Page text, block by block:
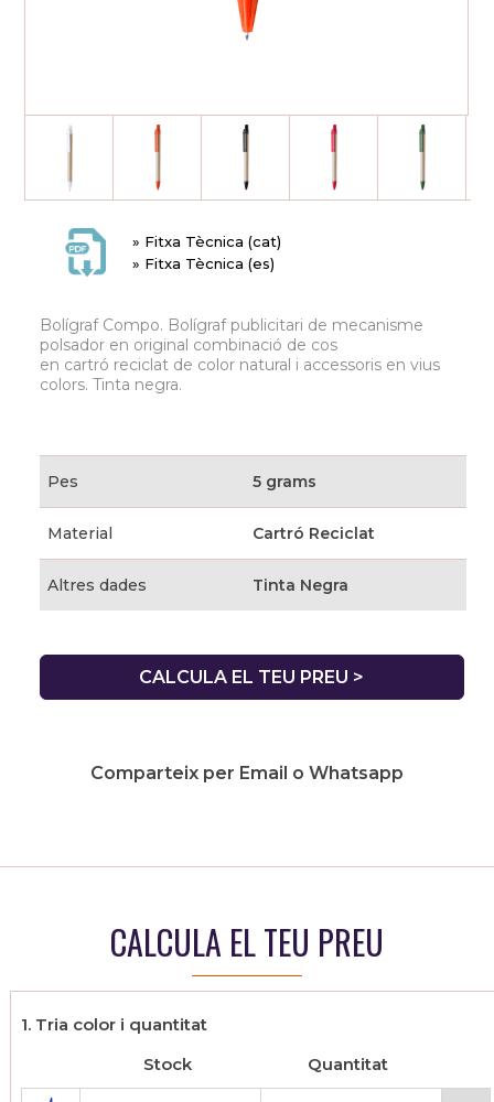
» Fitxa Tècnica (cat)
» Fitxa Tècnica (es)
Bolígraf Compo. Bolígraf publicitari de mecanisme
polsador en original combinació de cos
en cartró reciclat de color natural i accessoris en vius
colors. Tinta negra.
Pes 5 grams
Material Cartró Reciclat
Altres dades Tinta Negra
CALCULA EL TEU PREU >
Comparteix per Email o Whatsapp
CALCULA EL TEU PREU
1. Tria color i quantitat
Stock
Quantitat